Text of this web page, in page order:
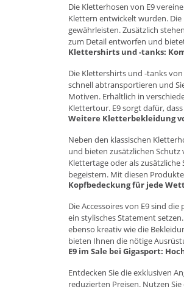
Die Kletterhosen von E9
Klettern entwickelt wurden.
gewährleisten. Zusätzlich
zum Detail entworfen und
Klettershirts und -tanks:
Die Klettershirts und -tanks
schnell abtransportieren und
Motiven. Erhältlich in
Klettertour. E9 sorgt dafür,
Weitere Kletterbekleidung
Neben den klassischen
und bieten zusätzlichen
Klettertage oder als
begeistern. Mit diesen
Kopfbedeckung für jede
Die Accessoires von E9 sind
ein stylisches Statement
ebenso kreativ wie die
bieten Ihnen die nötige
E9 im Sale bei Gigasport:
Entdecken Sie die exklusiven
reduzierten Preisen. Nutzen